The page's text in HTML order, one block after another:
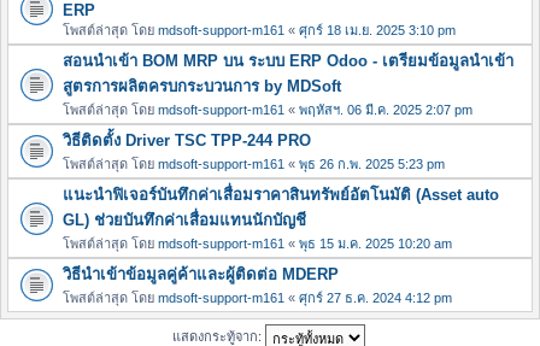
ERP
โพสต์ล่าสุด โดย mdsoft-support-m161 « ศุกร์ 18 เม.ย. 2025 3:10 pm
สอนนำเข้า BOM MRP บน ระบบ ERP Odoo - เตรียมข้อมูลนำเข้า
สูตรการผลิตครบกระบวนการ by MDSoft
โพสต์ล่าสุด โดย mdsoft-support-m161 « พฤหัสฯ. 06 มี.ค. 2025 2:07 pm
วิธีติดตั้ง Driver TSC TPP-244 PRO
โพสต์ล่าสุด โดย mdsoft-support-m161 « พุธ 26 ก.พ. 2025 5:23 pm
แนะนำฟิเจอร์บันทึกค่าเสื่อมราคาสินทรัพย์อัตโนมัติ (Asset auto
GL) ช่วยบันทึกค่าเสื่อมแทนนักบัญชี
โพสต์ล่าสุด โดย mdsoft-support-m161 « พุธ 15 ม.ค. 2025 10:20 am
วิธีนำเข้าข้อมูลคู่ค้าและผู้ติดต่อ MDERP
โพสต์ล่าสุด โดย mdsoft-support-m161 « ศุกร์ 27 ธ.ค. 2024 4:12 pm
แสดงกระทู้จาก: